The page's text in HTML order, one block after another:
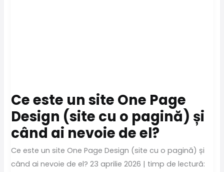
Ce este un site One Page
Design (site cu o pagină) și
când ai nevoie de el?
Ce este un site One Page Design (site cu o pagină) și
când ai nevoie de el? 23 aprilie 2026 | timp de lectură: